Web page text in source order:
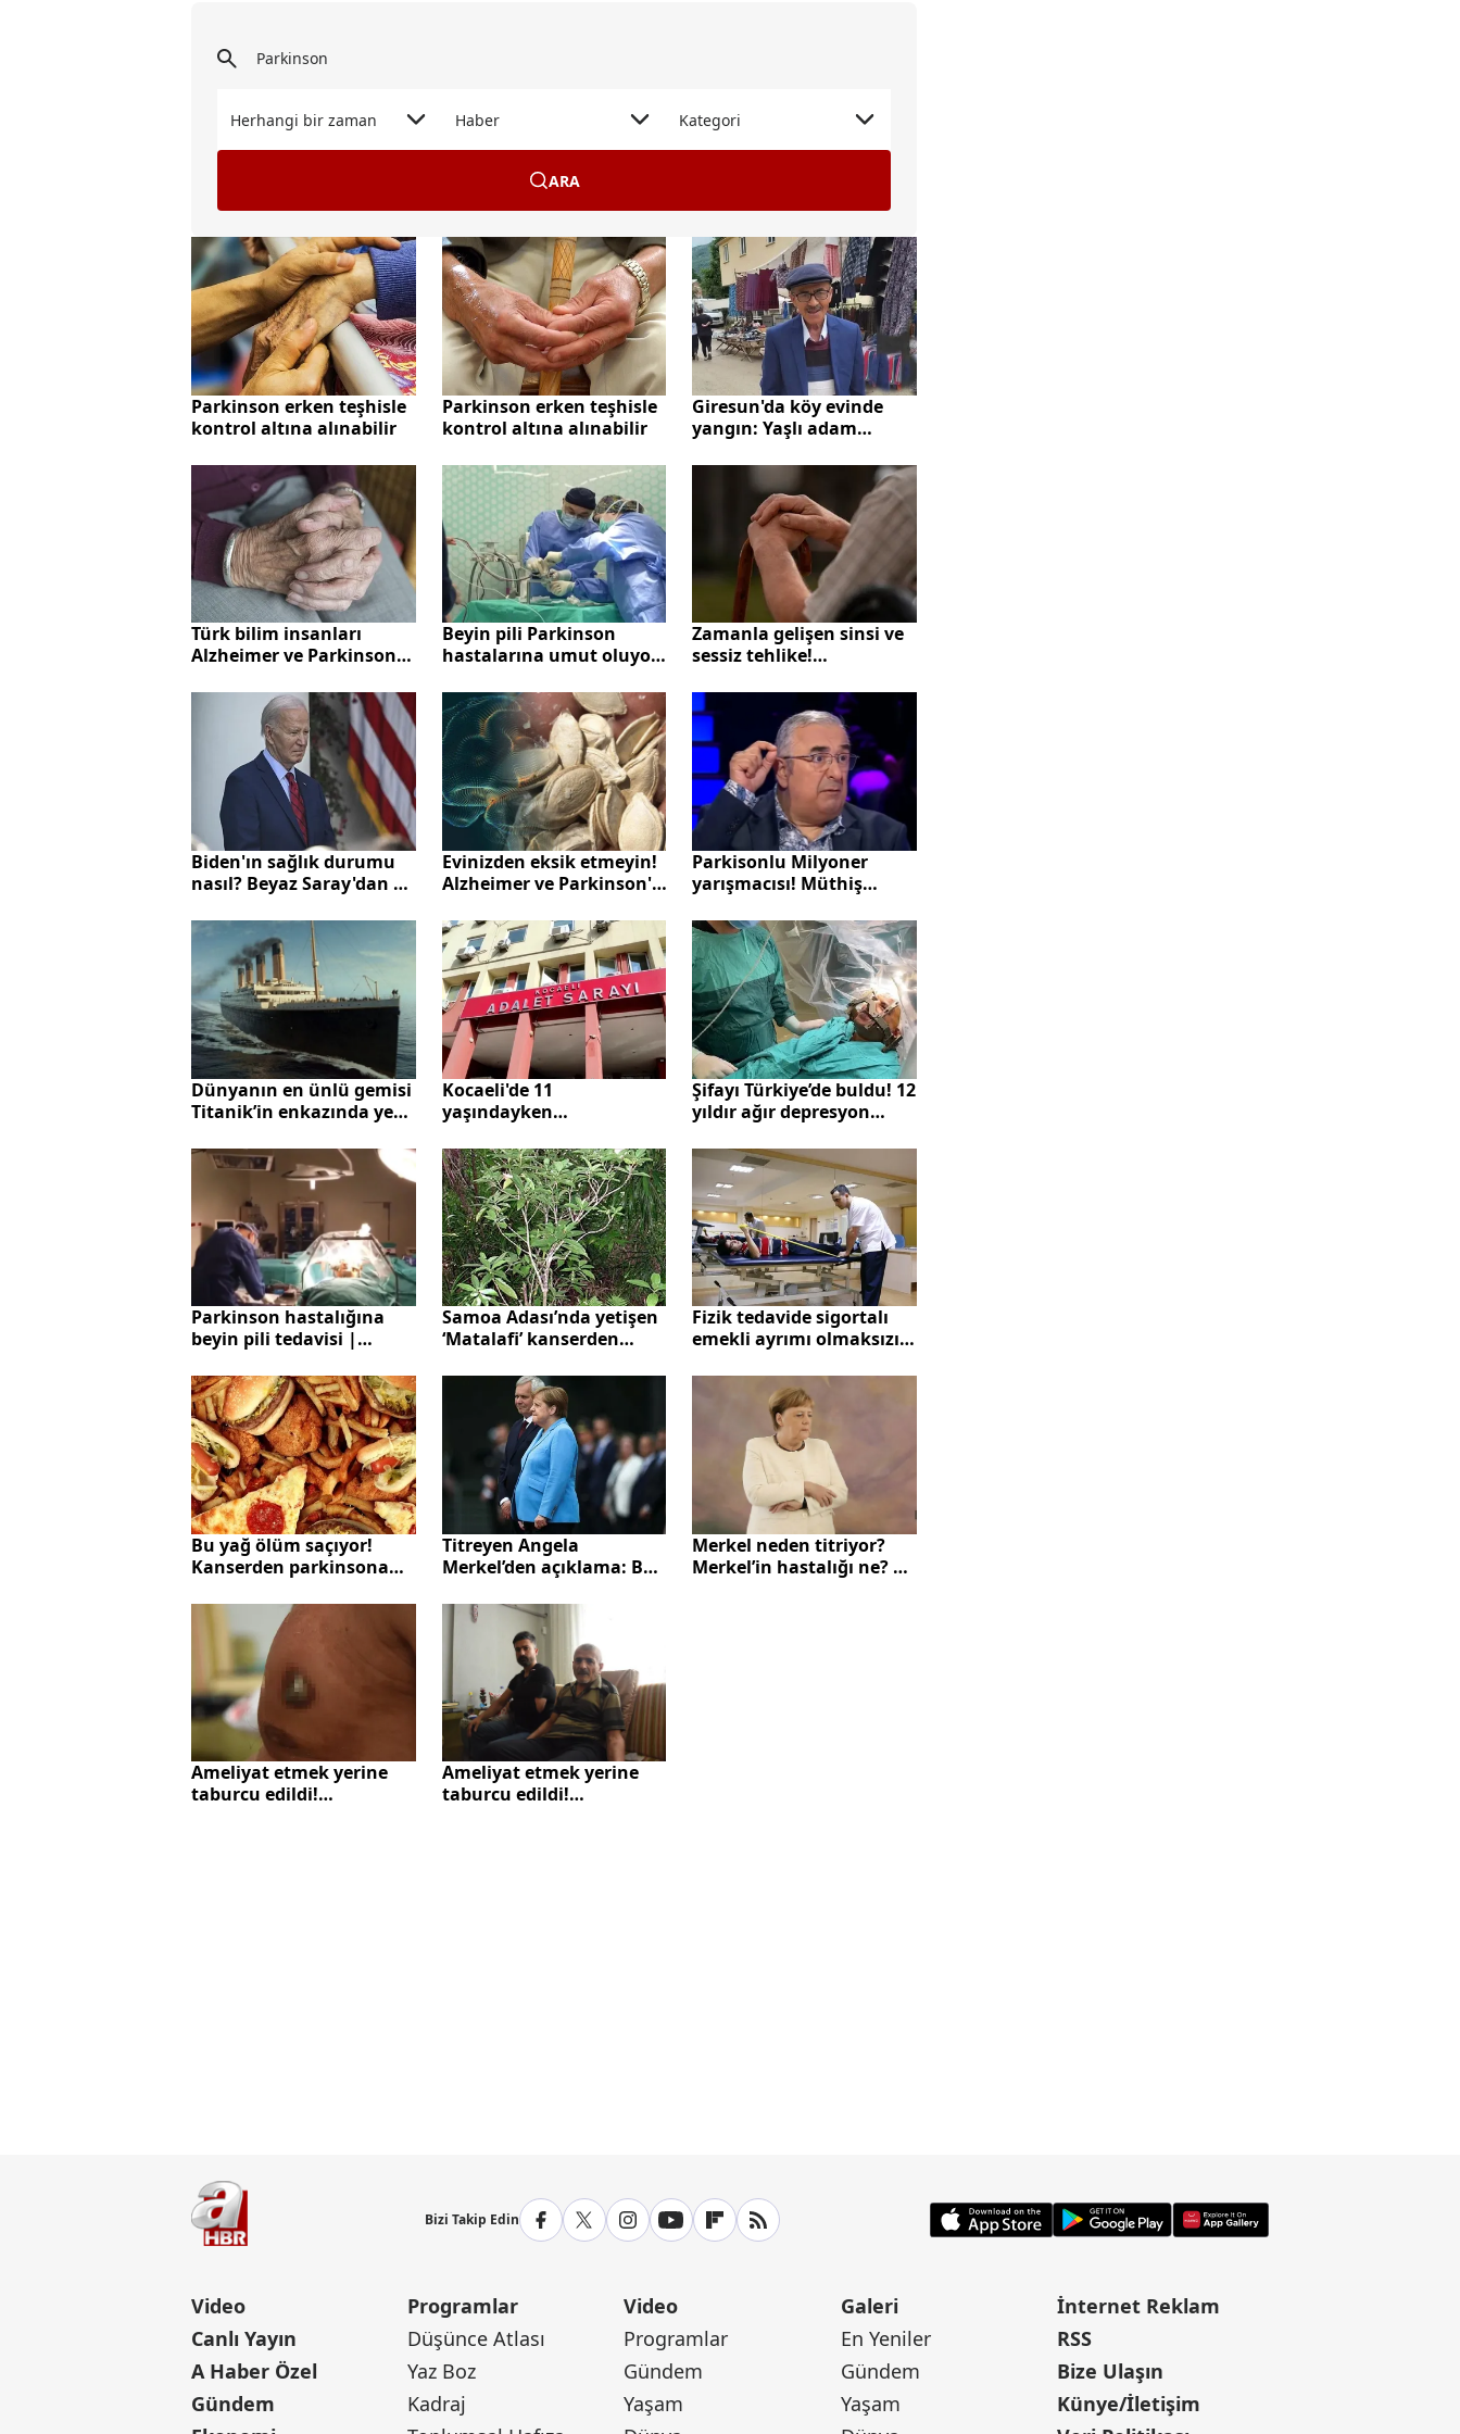
Herhangi bir zaman Haber Kategori
ARA
Parkinson erken teşhisle
kontrol altına alınabilir
Parkinson erken teşhisle
kontrol altına alınabilir
Giresun'da köy evinde
yangın: Yaşlı adam
Türk bilim insanları
Alzheimer ve Parkinson
teşhisinde rol alacak
Beyin pili Parkinson
hastalarına umut oluyor!
Zamanla gelişen sinsi ve
sessiz tehlike!
sinyalleri neler?
Biden'ın sağlık durumu
nasıl? Beyaz Saray'dan o
Evinizden eksik etmeyin!
Alzheimer ve Parkinson'a
Parkisonlu Milyoner
yarışmacısı! Müthiş
Dünyanın en ünlü gemisi
Titanik’in enkazında yeni
kolye...
Kocaeli'de 11
yaşındayken
istismar! Öfkeli baba
mahkeme salonunda
kendine hakim olamadı
Şifayı Türkiye’de buldu! 12
yıldır ağır depresyon
tedavisi
Parkinson hastalığına
beyin pili tedavisi |
nedir? Beyin pili tedavisi
nedir?
Samoa Adası’nda yetişen
‘Matalafi’ kanserden
tedavi ediyor
Fizik tedavide sigortalı
emekli ayrımı olmaksızın
Bu yağ ölüm saçıyor!
Kanserden parkinsona
yakanızda olabilir
Titreyen Angela
Merkel’den açıklama: Ben
Merkel neden titriyor?
Merkel’in hastalığı ne? |
Ameliyat etmek yerine
taburcu edildi!
Ameliyat etmek yerine
taburcu edildi!
Bizi Takip Edin
Video
Canlı Yayın
A Haber Özel
Gündem
Programlar
Düşünce Atlası
Yaz Boz
Kadraj
Video
Programlar
Gündem
Yaşam
Galeri
En Yeniler
Gündem
Yaşam
İnternet Reklam
RSS
Bize Ulaşın
Künye/İletişim